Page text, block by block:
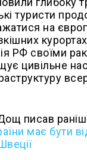
туристи
на
РФ своїми
цивільне
писав
має бути